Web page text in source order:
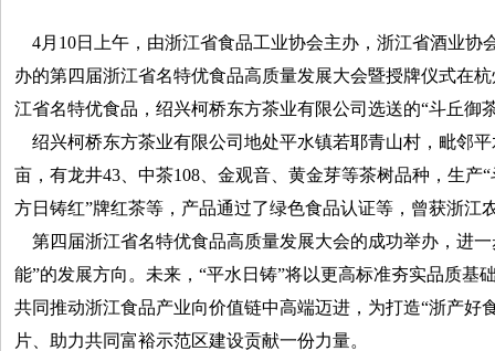
4月10日上午，由浙江省食品工业协会主办，浙江省酒业协
办的第四届浙江省名特优食品高质量发展大会暨授牌仪式在
江省名特优食品，绍兴柯桥东方茶业有限公司选送的“斗丘御
绍兴柯桥东方茶业有限公司地处平水镇若耶青山村，毗邻
亩，有龙井43、中茶108、金观音、黄金芽等茶树品种，生产
方日铸红”牌红茶等，产品通过了绿色食品认证等，曾获浙江
第四届浙江省名特优食品高质量发展大会的成功举办，进
能”的发展方向。未来，“平水日铸”将以更高标准夯实品质基
共同推动浙江食品产业向价值链中高端迈进，为打造“浙产好
片、助力共同富裕示范区建设贡献一份力量。